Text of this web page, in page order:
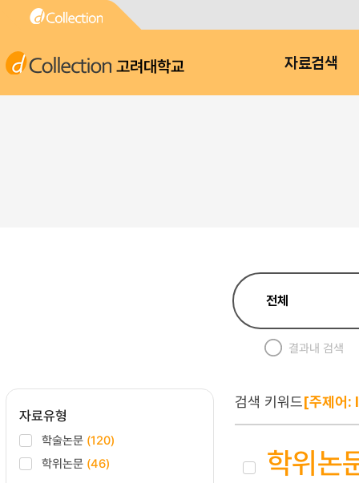
고려대학교 자료검색
결과내 검색
자료유형
학술논문 (120)
학위논문 (46)
검색 키워드[주제어
학위논